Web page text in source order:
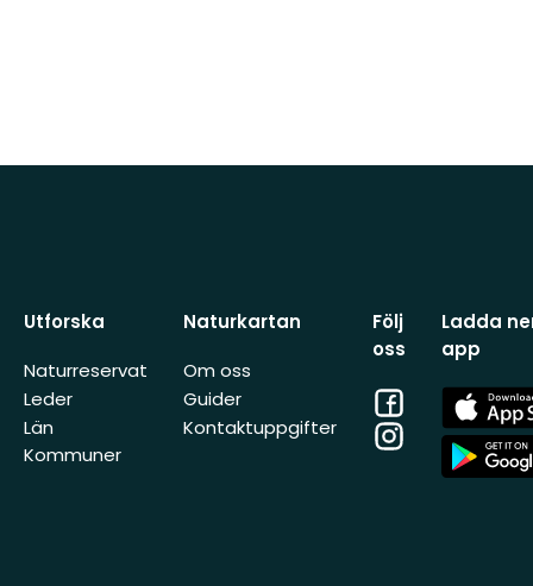
Utforska
Naturreservat
Leder
Län
Kommuner
Naturkartan
Om oss
Guider
Kontaktuppgifter
Följ
oss
Facebook
Instagram
Ladda
app
App
Store
App
Store